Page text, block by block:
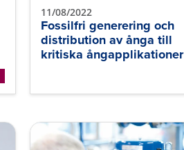
11/08/2022
Fossilfri generering och
distribution av ånga till
kritiska ångapplikationer